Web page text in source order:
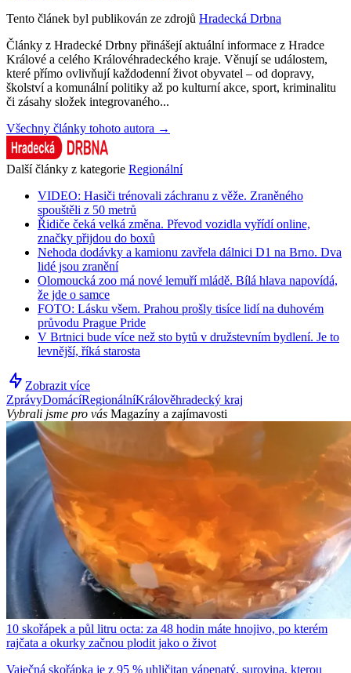
Tento článek byl publikován ze zdrojů Hradecká Drbna
Články z Hradecké Drbny přinášejí aktuální informace z Hradce
Králové a celého Královéhradeckého kraje. Věnují se událostem,
které přímo ovlivňují každodenní život obyvatel – od dopravy,
školství a komunální politiky až po kulturní akce, sport, kriminalitu
či zásahy složek integrovaného...
Všechny články tohoto autora →
Další články z kategorie Regionální
VIDEO: Hasiči trénovali záchranu z věže. Zraněného
spouštěli z 50 metrů
Řidiče čeká velká změna. Převod vozidla vyřídí online,
značky přijdou do boxů
Nehoda dodávky a kamionu zavřela dálnici D1 na Brno. Dva
lidé jsou zranění
Olomoucká zoo má nové lemuří mládě. Bílá hlava napovídá,
že jde o samce
FOTO: Lásku všem. Prahou prošly tisíce lidí na duhovém
průvodu Prague Pride
V Brtnici bude více než sto bytů v družstevním bydlení. Je to
levnější, říká starosta
Zobrazit více
ZprávyDomácíRegionálníKrálověhradecký kraj
Vybrali jsme pro vás Magazíny a zajímavosti
10 skořápek a půl litru octa: za 48 hodin máte hnojivo, po kterém
rajčata a okurky začnou plodit jako o život
Vaječná skořápka je z 95 % uhličitan vápenatý, surovina, kterou